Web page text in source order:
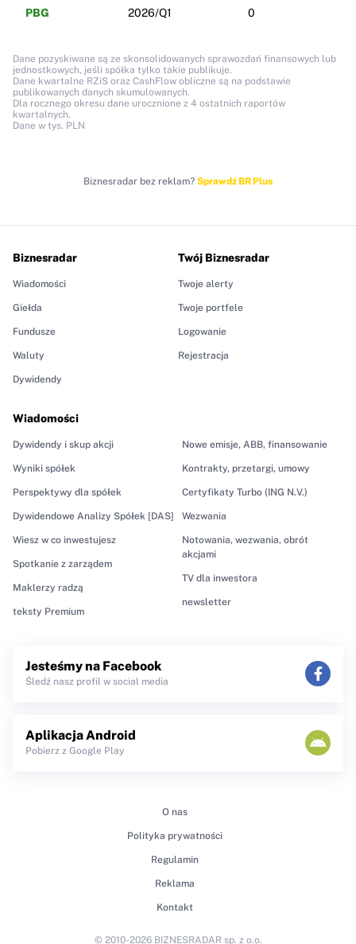
PBG 2026/Q1 0
Dane pozyskiwane są ze skonsolidowanych sprawozdań finansowych lub
jednostkowych, jeśli spółka tylko takie publikuje.
Dane kwartalne RZiS oraz CashFlow obliczne są na podstawie
publikowanych danych skumulowanych.
Dla rocznego okresu dane urocznione z 4 ostatnich raportów
kwartalnych.
Dane w tys. PLN
Biznesradar bez reklam? Sprawdź BR Plus
Biznesradar
Wiadomości
Giełda
Fundusze
Waluty
Dywidendy
Wiadomości
Dywidendy i skup akcji
Wyniki spółek
Perspektywy dla spółek
Dywidendowe Analizy Spółek [DAS]
Wiesz w co inwestujesz
Spotkanie z zarządem
Maklerzy radzą
teksty Premium
Nowe emisje, ABB, finansowanie
Kontrakty, przetargi, umowy
Certyfikaty Turbo (ING N.V.)
Wezwania
Notowania, wezwania, obrót
akcjami
TV dla inwestora
newsletter
Twój Biznesradar
Twoje alerty
Twoje portfele
Logowanie
Rejestracja
Jesteśmy na Facebook
Śledź nasz profil w social media
Aplikacja Android
Pobierz z Google Play
O nas
Polityka prywatności
Regulamin
Reklama
Kontakt
© 2010-2026 BIZNESRADAR sp. z o.o.